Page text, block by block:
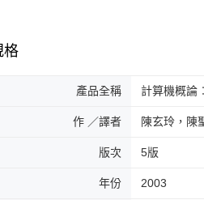
格
產品全稱 計算機概論
作 ／譯者 陳玄玲，陳
版次 5版
年份 2003